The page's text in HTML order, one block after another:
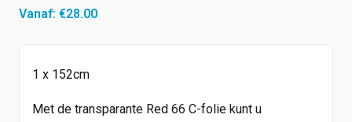
Werken bij
Shop
Inloggen
Vanaf: €28.00
1 x 152cm
Met de transparante Red 66 C-folie kunt u